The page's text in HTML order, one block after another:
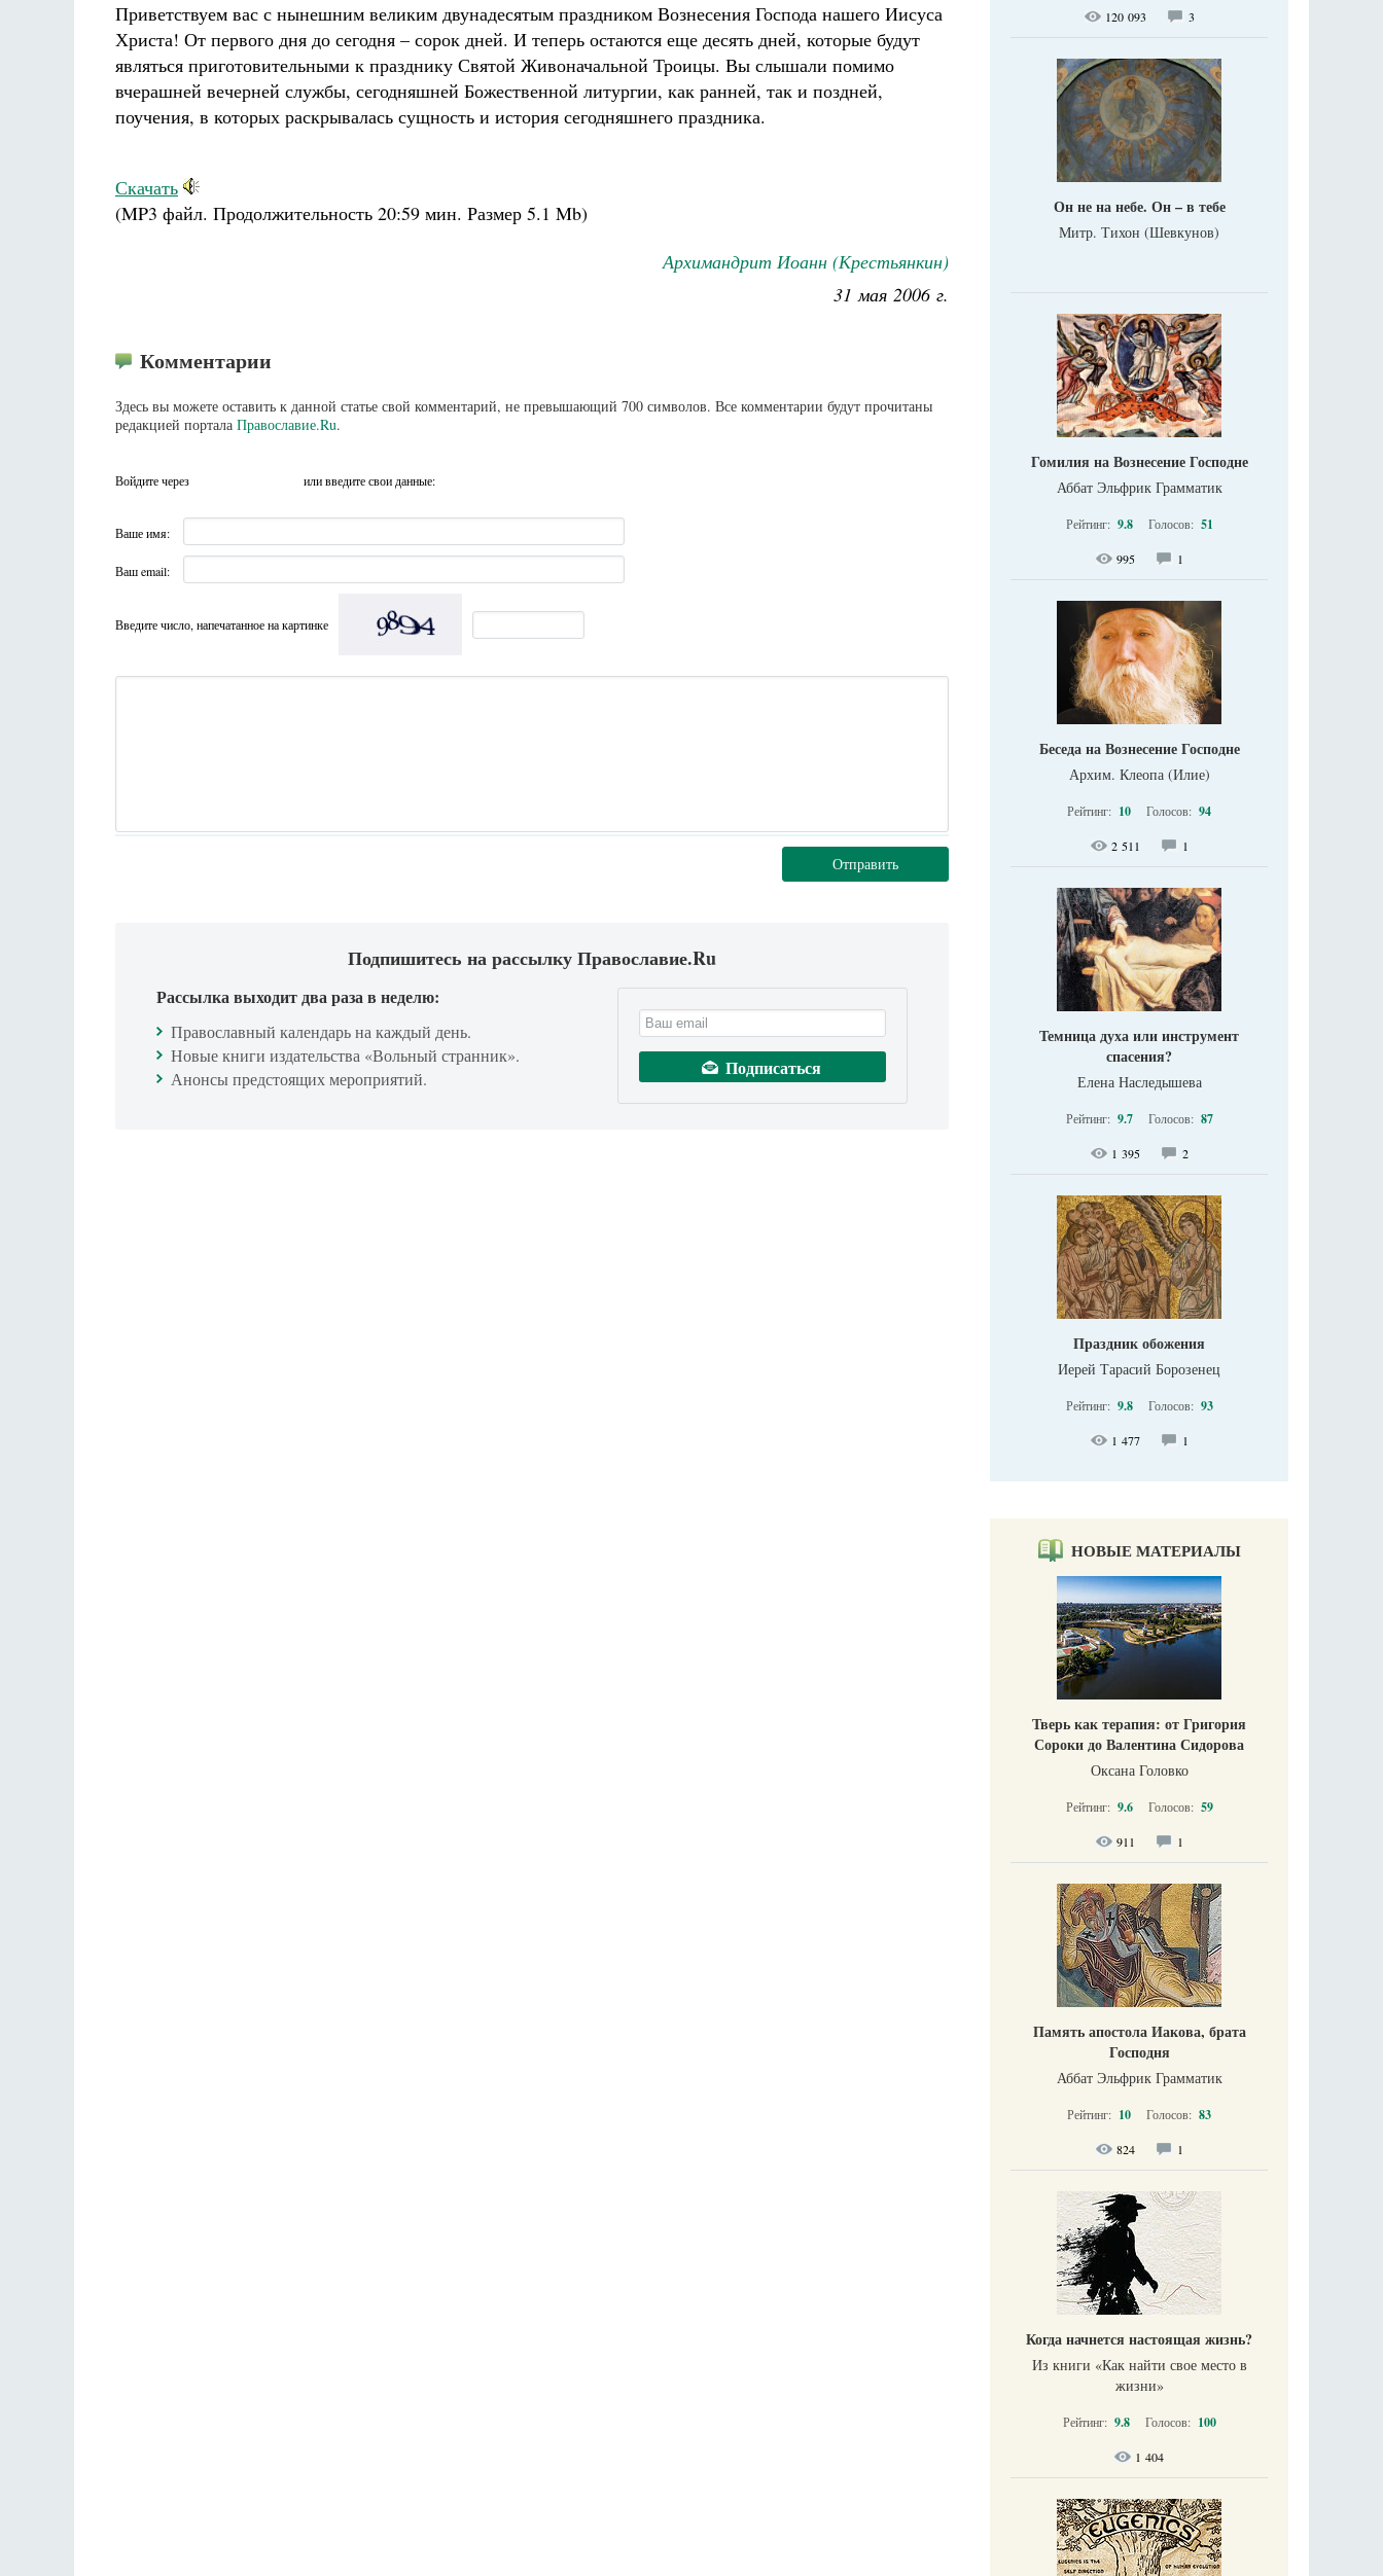
Приветствуем вас с нынешним великим двунадесятым праздником Вознесения Господа нашего Иисуса
Христа! От первого дня до сегодня – сорок дней. И теперь остаются еще десять дней, которые будут
являться приготовительными к празднику Святой Живоначальной Троицы. Вы слышали помимо
вчерашней вечерней службы, сегодняшней Божественной литургии, как ранней, так и поздней,
поучения, в которых раскрывалась сущность и история сегодняшнего праздника.
Скачать
(MP3 файл. Продолжительность 20:59 мин. Размер 5.1 Mb)
Архимандрит Иоанн (Крестьянкин)
31 мая 2006 г.
Комментарии
Здесь вы можете оставить к данной статье свой комментарий, не превышающий 700 символов. Все комментарии будут прочитаны
редакцией портала Православие.Ru.
Войдите через или введите свои данные:
Ваше имя:
Ваш email:
Введите число, напечатанное на картинке
Отправить
Подпишитесь на рассылку Православие.Ru
Рассылка выходит два раза в неделю:
Православный календарь на каждый день.
Новые книги издательства «Вольный странник».
Анонсы предстоящих мероприятий.
120 093 3
Он не на небе. Он – в тебе
Митр. Тихон (Шевкунов)
Гомилия на Вознесение Господне
Аббат Эльфрик Грамматик
Рейтинг: 9.8 Голосов: 51
995 1
Беседа на Вознесение Господне
Архим. Клеопа (Илие)
Рейтинг: 10 Голосов: 94
2 511 1
Темница духа или инструмент
спасения?
Елена Наследышева
Рейтинг: 9.7 Голосов: 87
1 395 2
Праздник обожения
Иерей Тарасий Борозенец
Рейтинг: 9.8 Голосов: 93
1 477 1
НОВЫЕ МАТЕРИАЛЫ
Тверь как терапия: от Григория
Сороки до Валентина Сидорова
Оксана Головко
Рейтинг: 9.6 Голосов: 59
911 1
Память апостола Иакова, брата
Господня
Аббат Эльфрик Грамматик
Рейтинг: 10 Голосов: 83
824 1
Когда начнется настоящая жизнь?
Из книги «Как найти свое место в
жизни​»
Рейтинг: 9.8 Голосов: 100
1 404